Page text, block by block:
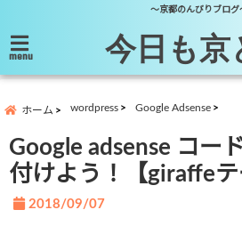
～京都のんびりブログ
menu 今日も京
ホーム wordpress Google Adsense
Google adsense コー
付けよう！【giraffeテ
2018/09/07